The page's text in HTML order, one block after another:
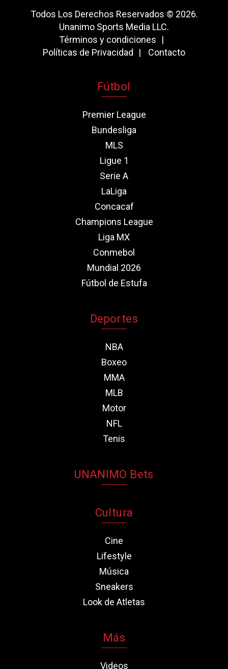
Todos Los Derechos Reservados © 2026.
Unanimo Sports Media LLC.
Términos y condiciones
Políticas de Privacidad
Contacto
Fútbol
Premier League
Bundesliga
MLS
Ligue 1
Serie A
LaLiga
Concacaf
Champions League
Liga MX
Conmebol
Mundial 2026
Fútbol de Estufa
Deportes
NBA
Boxeo
MMA
MLB
Motor
NFL
Tenis
UNANIMO Bets
Cultura
Cine
Lifestyle
Música
Sneakers
Look de Atletas
Más
Videos